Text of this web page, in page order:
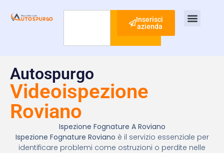
Cerca
Inserisci
azienda
Autospurgo
Videoispezione
Roviano
Ispezione Fognature A Roviano
Ispezione Fognature Roviano è il servizio essenziale per
identificare problemi come ostruzioni o perdite nelle